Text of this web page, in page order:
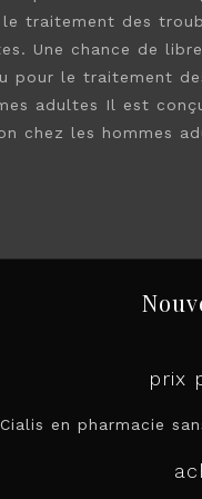
le traitement des
Une chance de
pour le traitement
adultes Il est
chez les hommes
prix
Cialis en pharmacie